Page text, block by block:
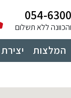
054-
והכוונה ללא תשלום
המלצות